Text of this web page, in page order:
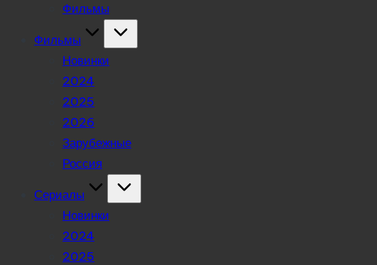
Фильмы
Фильмы
Новинки
2024
2025
2026
Зарубежные
Россия
Сериалы
Новинки
2024
2025